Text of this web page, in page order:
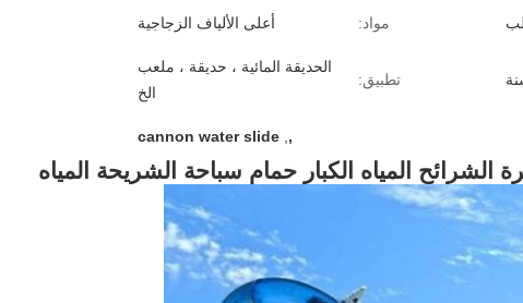
مواد: أعلى الألياف الزجاجية
تطبيق:
الحديقة المائية ، حديقة ، ملعب
الخ
,
cannon water slide
الشرائح المياه الكبار حمام سباحة الشريحة المياه